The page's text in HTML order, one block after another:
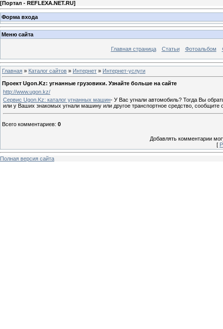
[Портал - REFLEXA.NET.RU]
Форма входа
Меню сайта
Главная страница Статьи Фотоальбом
Главная » Каталог сайтов » Интернет » Интернет-услуги
Проект Ugon.Kz: угнанные грузовики. Узнайте больше на сайте
http://www.ugon.kz/
Сервис Ugon.Kz: каталог угнанных машин- У Вас угнали автомобиль? Тогда Вы
или у Ваших знакомых угнали машину или другое транспортное средство,
Всего комментариев: 0
Добавлять комментарии
[
Полная версия сайта